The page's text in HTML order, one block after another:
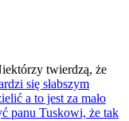
twierdzą, że
się słabszym
a to jest za mało
panu Tuskowi, że tak